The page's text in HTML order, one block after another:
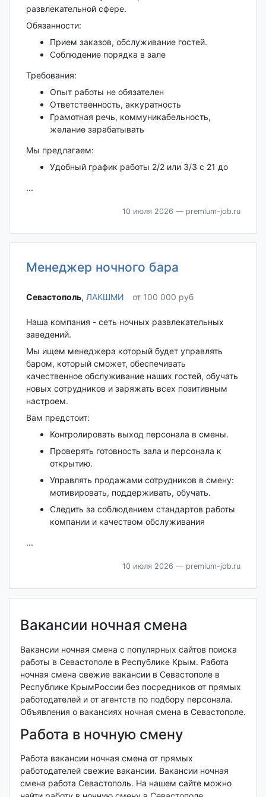
развлекательной сфере.
Обязанности:
Прием заказов, обслуживание гостей.
Соблюдение порядка в зале
Требования:
Опыт работы не обязателен
Ответственность, аккуратность
Грамотная речь, коммуникабельность,
желание зарабатывать
Мы предлагаем:
Удобный график работы 2/2 или 3/3 с 21 до
...
10 июля 2026 — premium-job.ru
Менеджер ночного бара
Севастополь‎, ЛАКШМИ от 100 000 руб
Наша компания - сеть ночных развлекательных
заведений.
Мы ищем менеджера который будет управлять
баром, который сможет, обеспечивать
качественное обслуживание наших гостей, обучать
новых сотрудников и заряжать всех позитивным
настроем.
Вам предстоит:
Контролировать выход персонала в смены.
Проверять готовность зала и персонала к
открытию.
Управлять продажами сотрудников в смену:
мотивировать, поддерживать, обучать.
Следить за соблюдением стандартов работы
компании и качеством обслуживания
...
10 июля 2026 — premium-job.ru
Вакансии ночная смена
Вакансии ночная смена с популярных сайтов поиска
работы в Севастополе в Республике Крым. Работа
ночная смена свежие вакансии в Севастополе в
Республике КрымРоссии без посредников от прямых
работодателей и от агентств по подбору персонала.
Объявления о вакансиях ночная смена в Севастополе.
Работа в ночную смену
Работа вакансии ночная смена от прямых
работодателей свежие вакансии. Вакансии ночная
смена работа Севастополь. На нашем сайте можно